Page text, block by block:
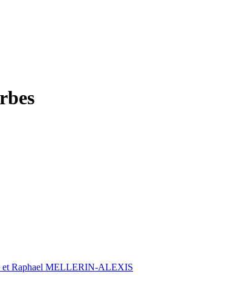
Raphael MELLERIN-ALEXIS